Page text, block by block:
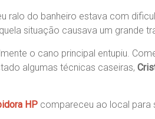
ralo do banheiro estava com
situação causava um grande
o cano principal entupiu.
algumas técnicas caseiras,
HP compareceu ao local para